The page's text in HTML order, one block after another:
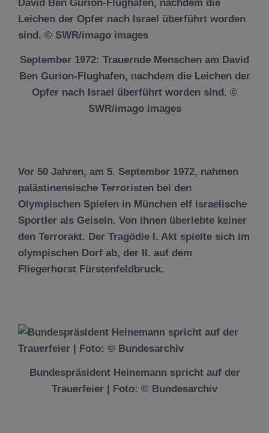
September 1972: Trauernde Menschen am David
Ben Gurion-Flughafen, nachdem die Leichen der
Opfer nach Israel überführt worden sind. ©
SWR/imago images
Vor 50 Jahren, am 5. September 1972, nahmen
palästinensische Terroristen bei den
Olympischen Spielen in München elf israelische
Sportler als Geiseln. Von ihnen überlebte keiner
den Terrorakt. Der Tragödie I. Akt spielte sich im
olympischen Dorf ab, der II. auf dem
Fliegerhorst Fürstenfeldbruck.
Bundespräsident Heinemann spricht auf der
Trauerfeier | Foto: © Bundesarchiv